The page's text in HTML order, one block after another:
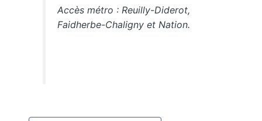
Accès métro : Reuilly-Diderot,
Faidherbe-Chaligny et Nation.